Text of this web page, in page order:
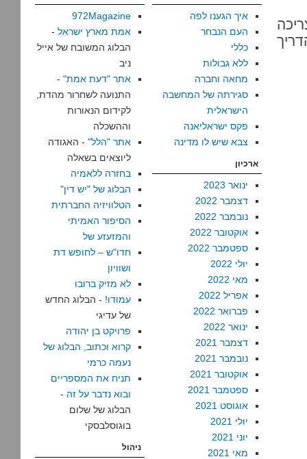
איך הגענו לפה
העם הנבחר
כללי
ללא גבולות
מחאה וחברה
סגירתה של המחשבה
הישראלית
פקס ישראליאנה
צבא שיש לו מדינה
ארכיון
ינואר 2023
דצמבר 2022
נובמבר 2022
אוקטובר 2022
ספטמבר 2022
יולי 2022
מאי 2022
אפריל 2022
פברואר 2022
ינואר 2022
דצמבר 2021
נובמבר 2021
אוקטובר 2021
ספטמבר 2021
אוגוסט 2021
יולי 2021
יוני 2021
מאי 2021
972Magazine
אמת מארץ ישראל -
הבלוג המשובח של אייל
ניב
אתר "דעת אמת" -
התנועה לשחרור מהדת,
לקידום הנאורות
וההשכלה
אתר "הלל" - האגודה
ליוצאים בשאלה
בחזרה ללאמיה
הבלוג של "יש דין"
הטלוויזיה החברתית
הסיפור האמיתי
והמזעזע של
חדו"ש – לחופש דת
ושוויון
לא מזיק ברובו
עמודו! - הבלוג החדש
של עדיגי
פרויקט בן יהודה
קרוא וכתוב, הבלוג של
נעמה כרמי
תניח את המספריים
ובוא נדבר על זה -
הבלוג של שלום
בוגוסלבסקי
ניהול